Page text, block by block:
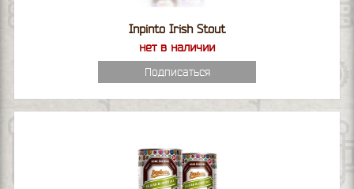
Inpinto Irish Stout
нет в наличии
Подписаться